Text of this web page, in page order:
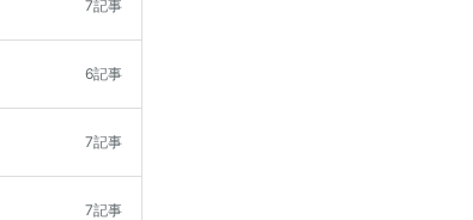
7記事
6記事
7記事
7記事